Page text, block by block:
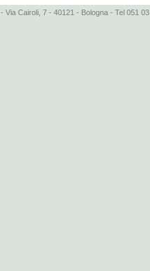
- Via Cairoli, 7 - 40121 - Bologna - Tel 051